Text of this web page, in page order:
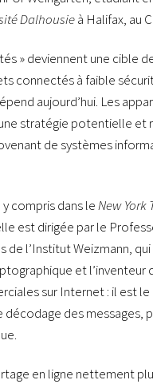
Dalhousieà Halifax, au
» deviennent une cible
connectés à faible
aujourd’hui. Les
stratégie potentielle et
de systèmes
compris dans leNew York
est dirigée par le
l’Institut Weizmann,
et l’inventeur
sur Internet : il est
décodage des messages,
en ligne nettement